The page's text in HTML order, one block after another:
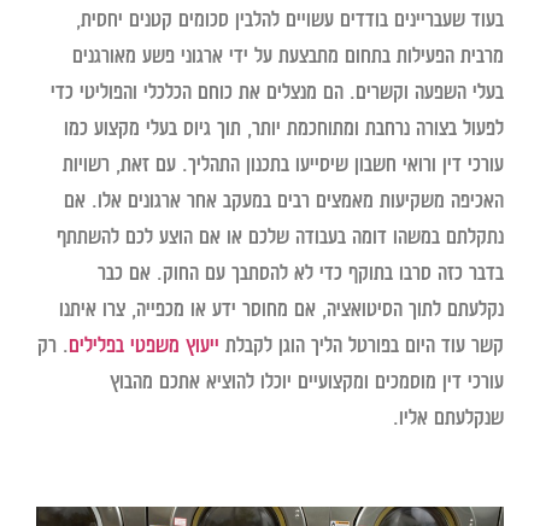
בעוד שעבריינים בודדים עשויים להלבין סכומים קטנים יחסית,
מרבית הפעילות בתחום מתבצעת על ידי ארגוני פשע מאורגנים
בעלי השפעה וקשרים. הם מנצלים את כוחם הכלכלי והפוליטי כדי
לפעול בצורה נרחבת ומתוחכמת יותר, תוך גיוס בעלי מקצוע כמו
עורכי דין ורואי חשבון שיסייעו בתכנון התהליך. עם זאת, רשויות
האכיפה משקיעות מאמצים רבים במעקב אחר ארגונים אלו. אם
נתקלתם במשהו דומה בעבודה שלכם או אם הוצע לכם להשתתף
בדבר כזה סרבו בתוקף כדי לא להסתבך עם החוק. אם כבר
נקלעתם לתוך הסיטואציה, אם מחוסר ידע או מכפייה, צרו איתנו
קשר עוד היום בפורטל הליך הוגן לקבלתייעוץ משפטי בפלילים. רק
עורכי דין מוסמכים ומקצועיים יוכלו להוציא אתכם מהבוץ
שנקלעתם אליו.